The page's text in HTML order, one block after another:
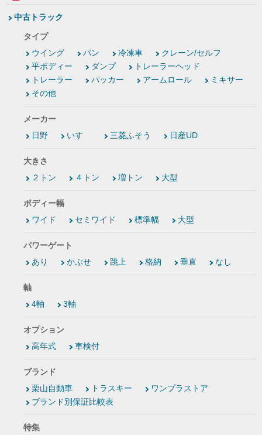
中古トラック
タイプ
ウイング
バン 冷凍車
クレーン/セルフ
平ボディー
ダンプ
トレーラーヘッド
トレーラー
パッカー アームロール
ミキサー
その他
メーカー
日野
いすゞ 三菱ふそう 日産UD
大きさ
２トン
４トン 増トン 大型
ボディー幅
ワイド
セミワイド 標準幅 大型
パワーゲート
あり
かぶせ 跳上 格納 垂直 なし
軸
4軸
3軸
オプション
高年式
車検付
ブランド
栗山自動車
トラスキー
ワンプラストア
ブランド別保証比較表
特集